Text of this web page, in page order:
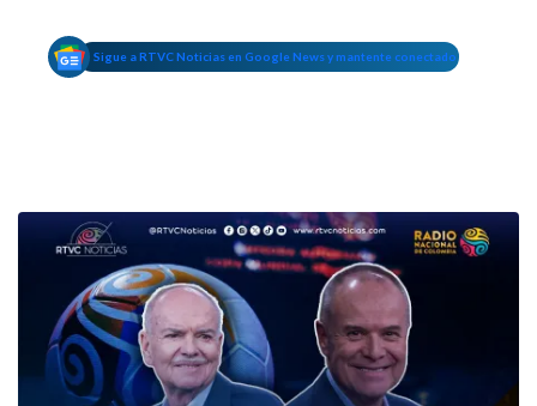
Sigue a RTVC Noticias en Google News y mantente conectado